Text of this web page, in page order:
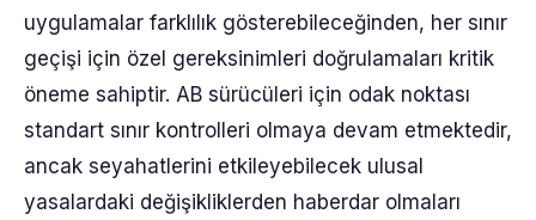
uygulamalar farklılık gösterebileceğinden, her sınır
geçişi için özel gereksinimleri doğrulamaları kritik
öneme sahiptir. AB sürücüleri için odak noktası
standart sınır kontrolleri olmaya devam etmektedir,
ancak seyahatlerini etkileyebilecek ulusal
yasalardaki değişikliklerden haberdar olmaları